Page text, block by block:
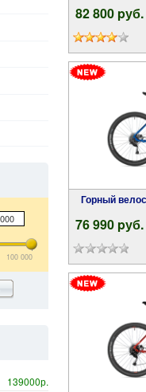
82 800 pуб.
Горный
76 990 pуб.
100 000
139000р.